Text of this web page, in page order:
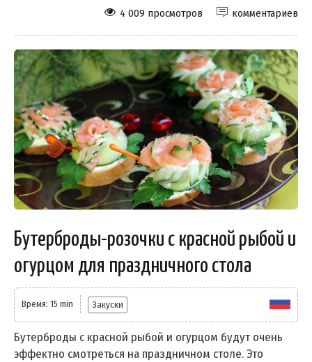
комментариев
4 009 просмотров
Бутерброды-розочки с красной рыбой и
огурцом для праздничного стола
Время: 15 min Закуски
Бутерброды с красной рыбой и огурцом будут очень
эффектно смотреться на праздничном столе. Это